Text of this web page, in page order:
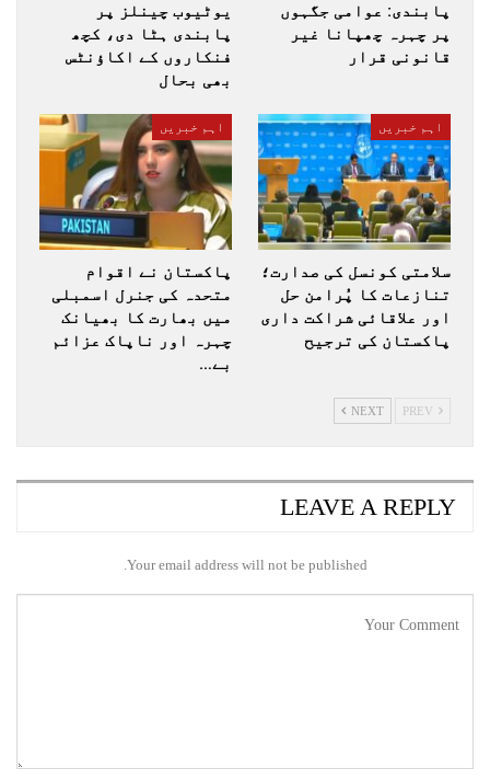
پابندی: عوامی جگہوں
پر چہرہ چھپانا غیر
قانونی قرار
یوٹیوب چینلز پر
پابندی ہٹا دی، کچھ
فنکاروں کے اکاؤنٹس
بھی بحال
اہم خبریں
سلامتی کونسل کی صدارت؛
تنازعات کا پُرامن حل
اور علاقائی شراکت داری
پاکستان کی ترجیح
اہم خبریں
پاکستان نے اقوام
متحدہ کی جنرل اسمبلی
میں بھارت کا بھیانک
چہرہ اور ناپاک عزائم
بے…
NEXT
LEAVE A REPLY
Your email address will not be published.